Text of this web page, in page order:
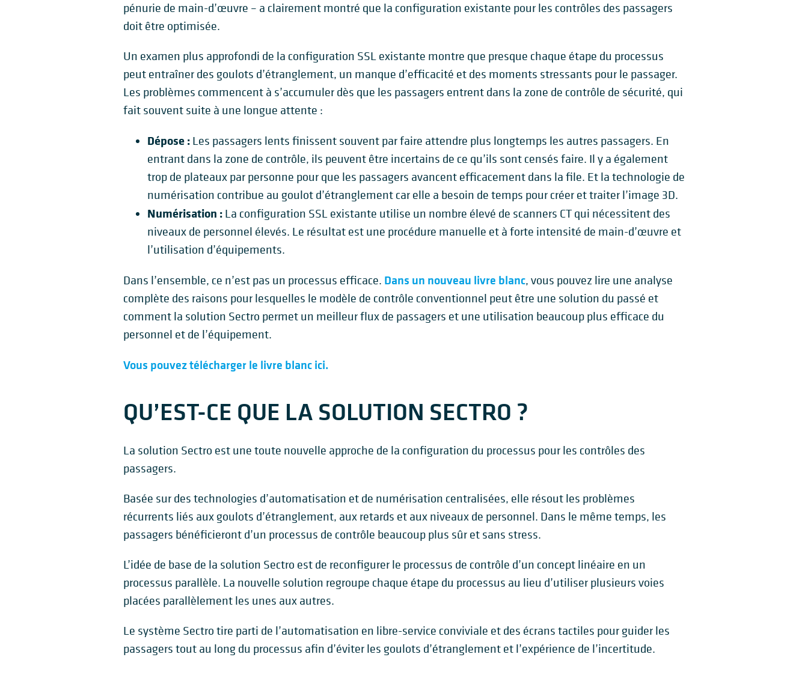
pénurie de main-d’œuvre – a clairement montré que la configuration existante pour les contrôles des passagers
doit être optimisée.
Un examen plus approfondi de la configuration SSL existante montre que presque chaque étape du processus
peut entraîner des goulots d’étranglement, un manque d’efficacité et des moments stressants pour le passager.
Les problèmes commencent à s’accumuler dès que les passagers entrent dans la zone de contrôle de sécurité, qui
fait souvent suite à une longue attente :
Dépose :Les passagers lents finissent souvent par faire attendre plus longtemps les autres passagers. En
entrant dans la zone de contrôle, ils peuvent être incertains de ce qu’ils sont censés faire. Il y a également
trop de plateaux par personne pour que les passagers avancent efficacement dans la file. Et la technologie de
numérisation contribue au goulot d’étranglement car elle a besoin de temps pour créer et traiter l’image 3D.
Numérisation :La configuration SSL existante utilise un nombre élevé de scanners CT qui nécessitent des
niveaux de personnel élevés. Le résultat est une procédure manuelle et à forte intensité de main-d’œuvre et
l’utilisation d’équipements.
Dans l’ensemble, ce n’est pas un processus efficace. Dans un nouveau livre blanc, vous pouvez lire une analyse
complète des raisons pour lesquelles le modèle de contrôle conventionnel peut être une solution du passé et
comment la solution Sectro permet un meilleur flux de passagers et une utilisation beaucoup plus efficace du
personnel et de l’équipement.
Vous pouvez télécharger le livre blanc ici.
QU’EST-CE QUE LA SOLUTION SECTRO ?
La solution Sectro est une toute nouvelle approche de la configuration du processus pour les contrôles des
passagers.
Basée sur des technologies d’automatisation et de numérisation centralisées, elle résout les problèmes
récurrents liés aux goulots d’étranglement, aux retards et aux niveaux de personnel. Dans le même temps, les
passagers bénéficieront d’un processus de contrôle beaucoup plus sûr et sans stress.
L’idée de base de la solution Sectro est de reconfigurer le processus de contrôle d’un concept linéaire en un
processus parallèle. La nouvelle solution regroupe chaque étape du processus au lieu d’utiliser plusieurs voies
placées parallèlement les unes aux autres.
Le système Sectro tire parti de l’automatisation en libre-service conviviale et des écrans tactiles pour guider les
passagers tout au long du processus afin d’éviter les goulots d’étranglement et l’expérience de l’incertitude.